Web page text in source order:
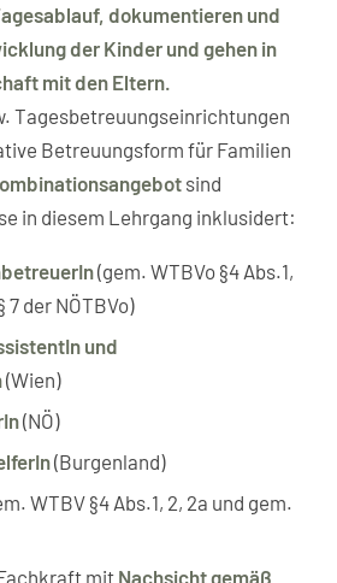
dokumentieren und
der Kinder und gehen in
mit den Eltern.
Tagesbetreuungseinrichtungen
Betreuungsform für Familien
sind
in diesem Lehrgang inklusidert:
(gem. WTBVo §4 Abs.1,
7 der NÖTBVo)
und
(Wien)
(NÖ)
(Burgenland)
WTBV §4 Abs.1, 2, 2a und gem.
mit Nachsicht gemäß